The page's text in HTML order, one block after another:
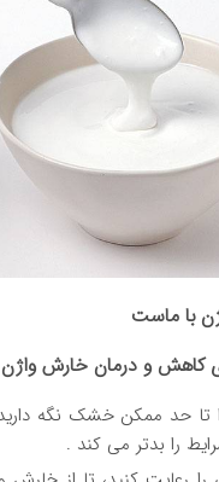
با ماست
کاهش و درمان خارش
تا حد ممکن خشک نگه
را بدتر می کند .